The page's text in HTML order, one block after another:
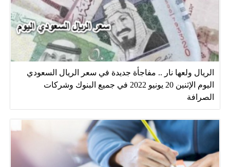
الريال ولعها نار .. مفاجأة جديدة في سعر الريال السعودي
اليوم الإثنين 20 يونيو 2022 في جميع البنوك وشركات
الصرافة